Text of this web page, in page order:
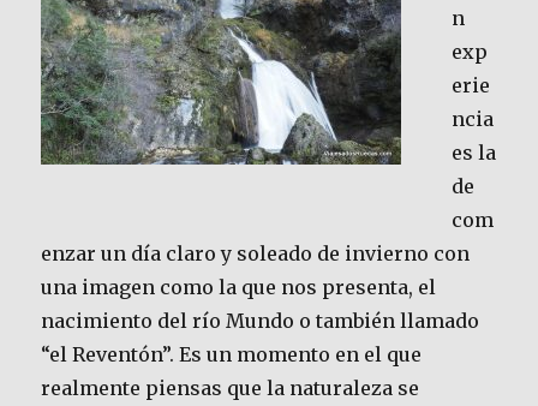
n
exp
erie
ncia
es la
de
com
enzar un día claro y soleado de invierno con
una imagen como la que nos presenta, el
nacimiento del río Mundo o también llamado
“el Reventón”. Es un momento en el que
realmente piensas que la naturaleza se